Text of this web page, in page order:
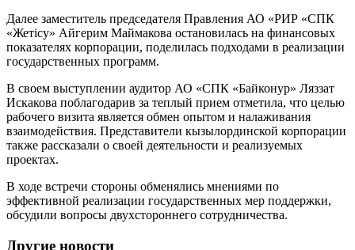
Далее заместитель председателя Правления АО «РИР «СПК
«Жетісу» Айгерим Маймакова остановилась на финансовых
показателях корпорации, поделилась подходами в реализации
государственных программ.
В своем выступлении аудитор АО «СПК «Байконур» Ляззат
Искакова поблагодарив за теплый прием отметила, что целью
рабочего визита является обмен опытом и налаживания
взаимодействия. Представители кызылординской корпорации
также рассказали о своей деятельности и реализуемых
проектах.
В ходе встречи стороны обменялись мнениями по
эффективной реализации государственных мер поддержки,
обсудили вопросы двухстороннего сотрудничества.
Другие новости